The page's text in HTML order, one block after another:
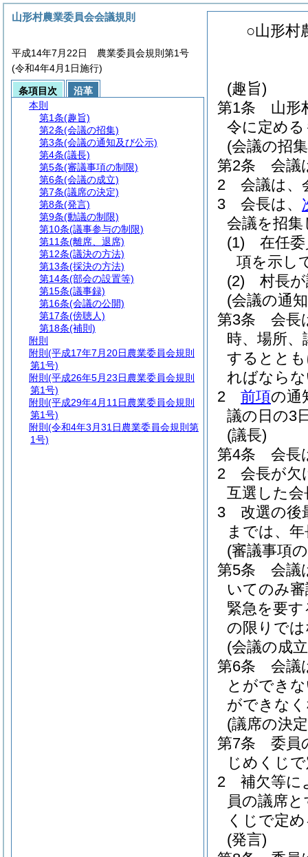
○山形村
(趣旨)
第1条
山形
令に定め
(会議の招
第2条
会議
2
会議は、
3
会長は、
会議を招
(1)
在任
項を示し
(2)
村長
(会議の通
第3条
会長
時、場所
するとと
ればなら
2
前項の通
議の日の3
(議長)
第4条
会長
2
会長が欠
互選した
3
改選の後
までは、
(審議事項
第5条
会議
いてのみ
緊急を要
の限りで
(会議の成
第6条
会議
とができ
ができな
(議席の決
第7条
委員
じめくじ
2
補欠等に
員の議席
くじで定
(発言)
山形村農業委員会会議規則
平成14年7月22日 農業委員会規則第1号
(令和4年4月1日施行)
条項目次
沿革
本則
第1条(趣旨)
第2条(会議の招集)
第3条(会議の通知及び公示)
第4条(議長)
第5条(審議事項の制限)
第6条(会議の成立)
第7条(議席の決定)
第8条(発言)
第9条(動議の制限)
第10条(議事参与の制限)
第11条(離席、退席)
第12条(議決の方法)
第13条(採決の方法)
第14条(部会の設置等)
第15条(議事録)
第16条(会議の公開)
第17条(傍聴人)
第18条(補則)
附則
附則 (平成17年7月20日農業委員会規則
第1号)
附則 (平成26年5月23日農業委員会規則
第1号)
附則 (平成29年4月11日農業委員会規則
第1号)
附則 (令和4年3月31日農業委員会規則第
1号)